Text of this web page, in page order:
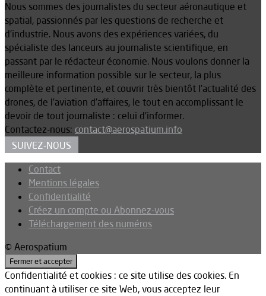
Nous sommes des journalistes du secteur aéronautique et
spatial, passionnés par les questions de recherche et
d’industrie. Nous avons des expériences variées, du
spécialiste des lanceurs au journaliste scientifique, en
passant par le rédacteur économie. Nous voulons donner la
meilleure information possible sur le secteur, la plus
complète et pertinente, et couvrir très bientôt l’actualité des
drones, de l’aviation d’affaires, le tout en accomplissant le
devoir de tout journaliste : celui d’informer.
Contactez-nous: contact@aerospatium.info
SUIVEZ-NOUS
Contact
Mentions légales
Confidentialité
Créez un compte ou Abonnez-vous
Téléchargement des numéros
© Aerospatium
Confidentialité et cookies : ce site utilise des cookies. En
continuant à utiliser ce site Web, vous acceptez leur